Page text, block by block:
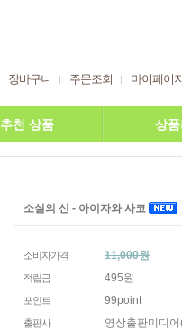
장바구니 주문조회 마이페이
추천 상품 상
소설의 신 - 아이자와 사코
소비자가격 11,000원
적립금 495원
포인트 99point
출판사 영상출판미디